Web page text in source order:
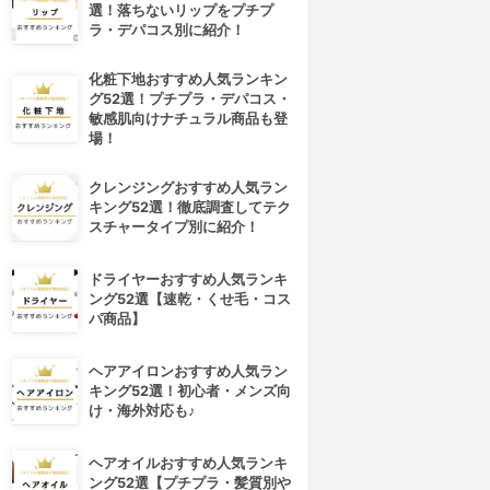
選！落ちないリップをプチプ
ラ・デパコス別に紹介！
化粧下地おすすめ人気ランキン
グ52選！プチプラ・デパコス・
敏感肌向けナチュラル商品も登
場！
クレンジングおすすめ人気ラン
キング52選！徹底調査してテク
スチャータイプ別に紹介！
ドライヤーおすすめ人気ランキ
ング52選【速乾・くせ毛・コス
パ商品】
ヘアアイロンおすすめ人気ラン
キング52選！初心者・メンズ向
け・海外対応も♪
ヘアオイルおすすめ人気ランキ
ング52選【プチプラ・髪質別や